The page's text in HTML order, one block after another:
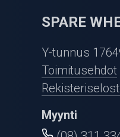
SPARE
Y-tunnus
Toimitusehdot
Myynti